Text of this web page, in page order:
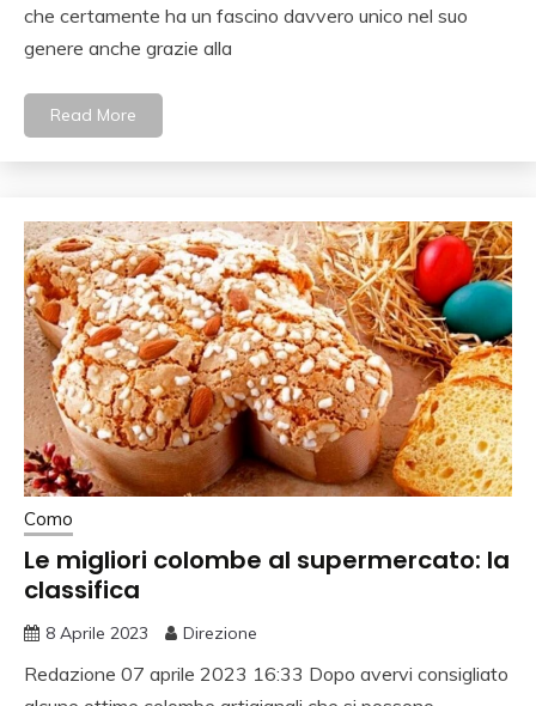
che certamente ha un fascino davvero unico nel suo
genere anche grazie alla
Read More
Como
Le migliori colombe al supermercato: la
classifica
8 Aprile 2023 Direzione
Redazione 07 aprile 2023 16:33 Dopo avervi consigliato